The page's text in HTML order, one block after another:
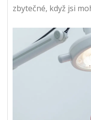
zbytečné, když jsi